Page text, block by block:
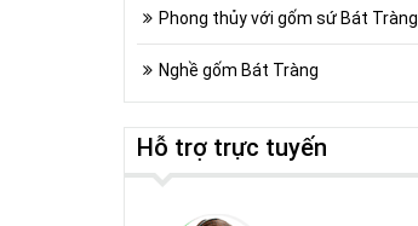
Phong thủy với gốm sứ Bát Tràng
Nghề gốm Bát Tràng
Hỗ trợ trực tuyến